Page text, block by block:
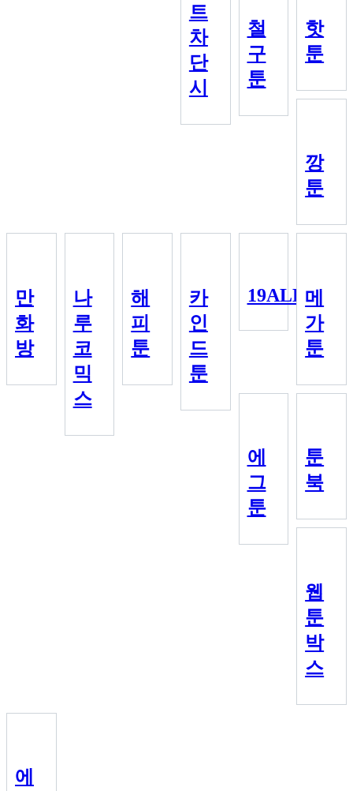
트
차
단
시
철
구
툰
핫
툰
깡
툰
만
화
방
나
루
코
믹
스
해
피
툰
카
인
드
툰
19ALL 메
가
툰
에
그
툰
툰
북
웹
툰
박
스
에